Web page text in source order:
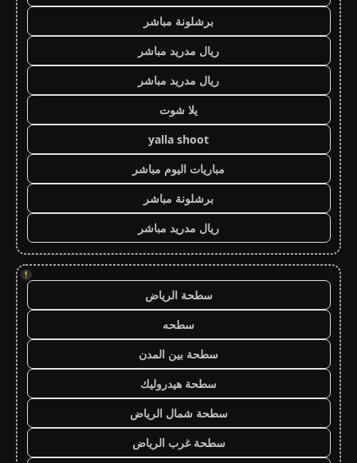
برشلونة مباشر
ريال مدريد مباشر
ريال مدريد مباشر
يلا شوت
yalla shoot
مباريات اليوم مباشر
برشلونة مباشر
ريال مدريد مباشر
!
سطحة الرياض
سطحه
سطحة بين المدن
سطحة هيدروليك
سطحة شمال الرياض
سطحة غرب الرياض